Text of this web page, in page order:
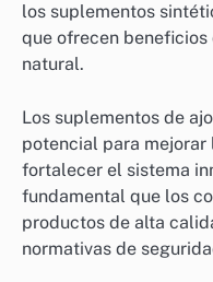
los suplementos
que ofrecen beneficios
natural.
Los suplementos de
potencial para
fortalecer el sistema
fundamental que los
productos de alta
normativas de